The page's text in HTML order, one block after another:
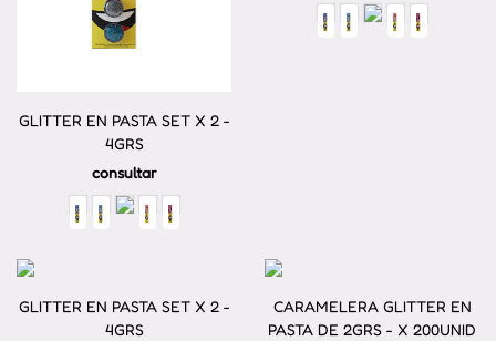
GLITTER EN PASTA SET X 2 -
4GRS
consultar
GLITTER EN PASTA SET X 2 -
4GRS
CARAMELERA GLITTER EN
PASTA DE 2GRS - X 200UNID